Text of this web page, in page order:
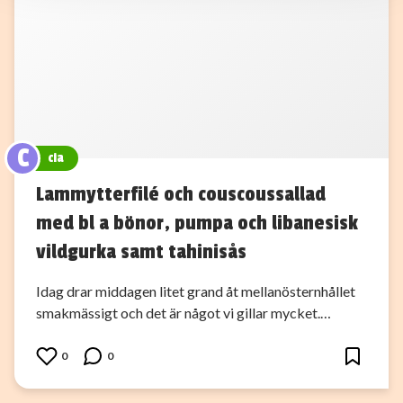
C cia
Lammytterfilé och couscoussallad
med bl a bönor, pumpa och libanesisk
vildgurka samt tahinisås
Idag drar middagen litet grand åt mellanösternhållet
smakmässigt och det är något vi gillar mycket.…
0 0